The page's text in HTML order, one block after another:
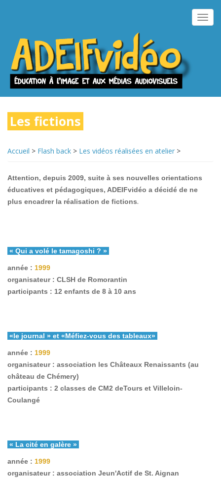
principal
Les fictions
Accueil > Flash back > Les vidéos réalisées en atelier >
Attention, depuis 2009, suite à ses nouvelles orientations
éducatives et pédagogiques, ADEIFvidéo a décidé de ne
plus encadrer la réalisation de fictions.
« Qui a volé le tamagoshi ? »
année : 1999
organisateur : CLSH de Romorantin
participants : 12 enfants de 8 à 10 ans
«le journal » et «Méfiez-vous des tableaux»
année : 1999
organisateur : association les Châteaux Renaissants (au
château de Chémery)
participants : 2 classes de CM2 deTours et Villeloin-
Coulangé
« La cité en galère »
année : 1999
organisateur : association Jeun'Actif de St. Aignan